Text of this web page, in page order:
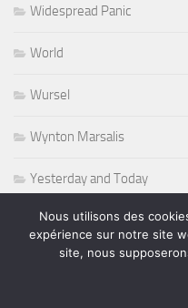
Widespread Panic
World
Wursel
Wynton Marsalis
Yesterday and Today
Nous utilisons des
expérience sur notre site
site, nous